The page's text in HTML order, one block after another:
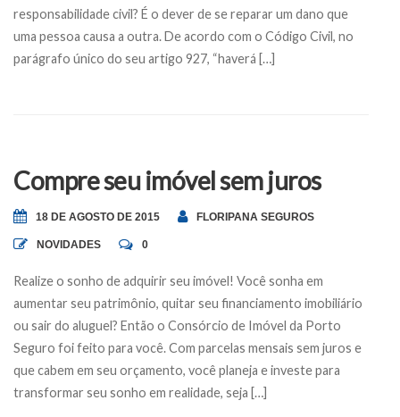
responsabilidade civil? É o dever de se reparar um dano que
uma pessoa causa a outra. De acordo com o Código Civil, no
parágrafo único do seu artigo 927, “haverá […]
Compre seu imóvel sem juros
18 DE AGOSTO DE 2015 FLORIPANA SEGUROS
NOVIDADES 0
Realize o sonho de adquirir seu imóvel! Você sonha em
aumentar seu patrimônio, quitar seu financiamento imobiliário
ou sair do aluguel? Então o Consórcio de Imóvel da Porto
Seguro foi feito para você. Com parcelas mensais sem juros e
que cabem em seu orçamento, você planeja e investe para
transformar seu sonho em realidade, seja […]